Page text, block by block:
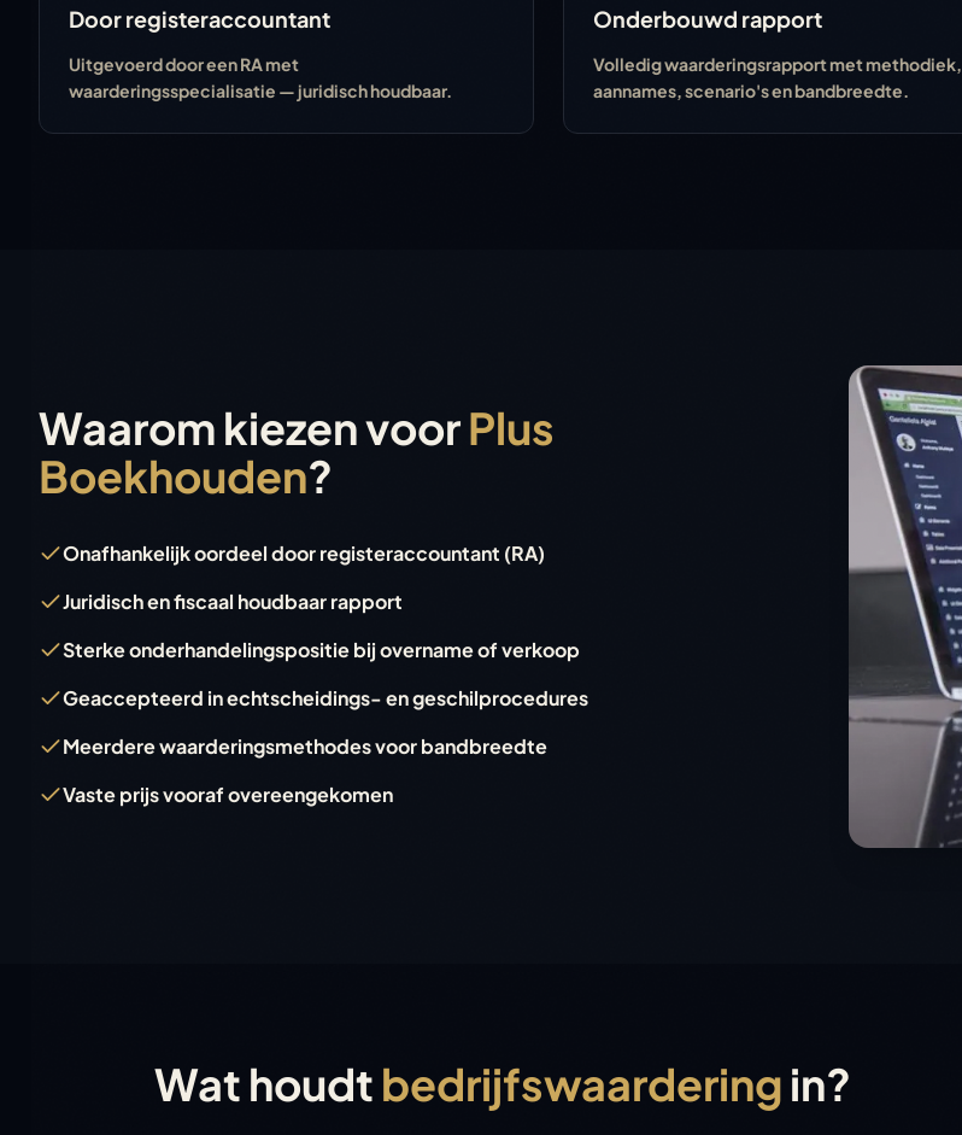
Door registeraccountant
Uitgevoerd door een RA met
waarderingsspecialisatie — juridisch houdbaar.
Onderbouwd rapport
Volledig waarderingsrapport met methodiek,
aannames, scenario's en bandbreedte.
Waarom kiezen voorPlus
Boekhouden?
Onafhankelijk oordeel door registeraccountant (RA)
Juridisch en fiscaal houdbaar rapport
Sterke onderhandelingspositie bij overname of verkoop
Geaccepteerd in echtscheidings- en geschilprocedures
Meerdere waarderingsmethodes voor bandbreedte
Vaste prijs vooraf overeengekomen
Wat houdt bedrijfswaardering in?